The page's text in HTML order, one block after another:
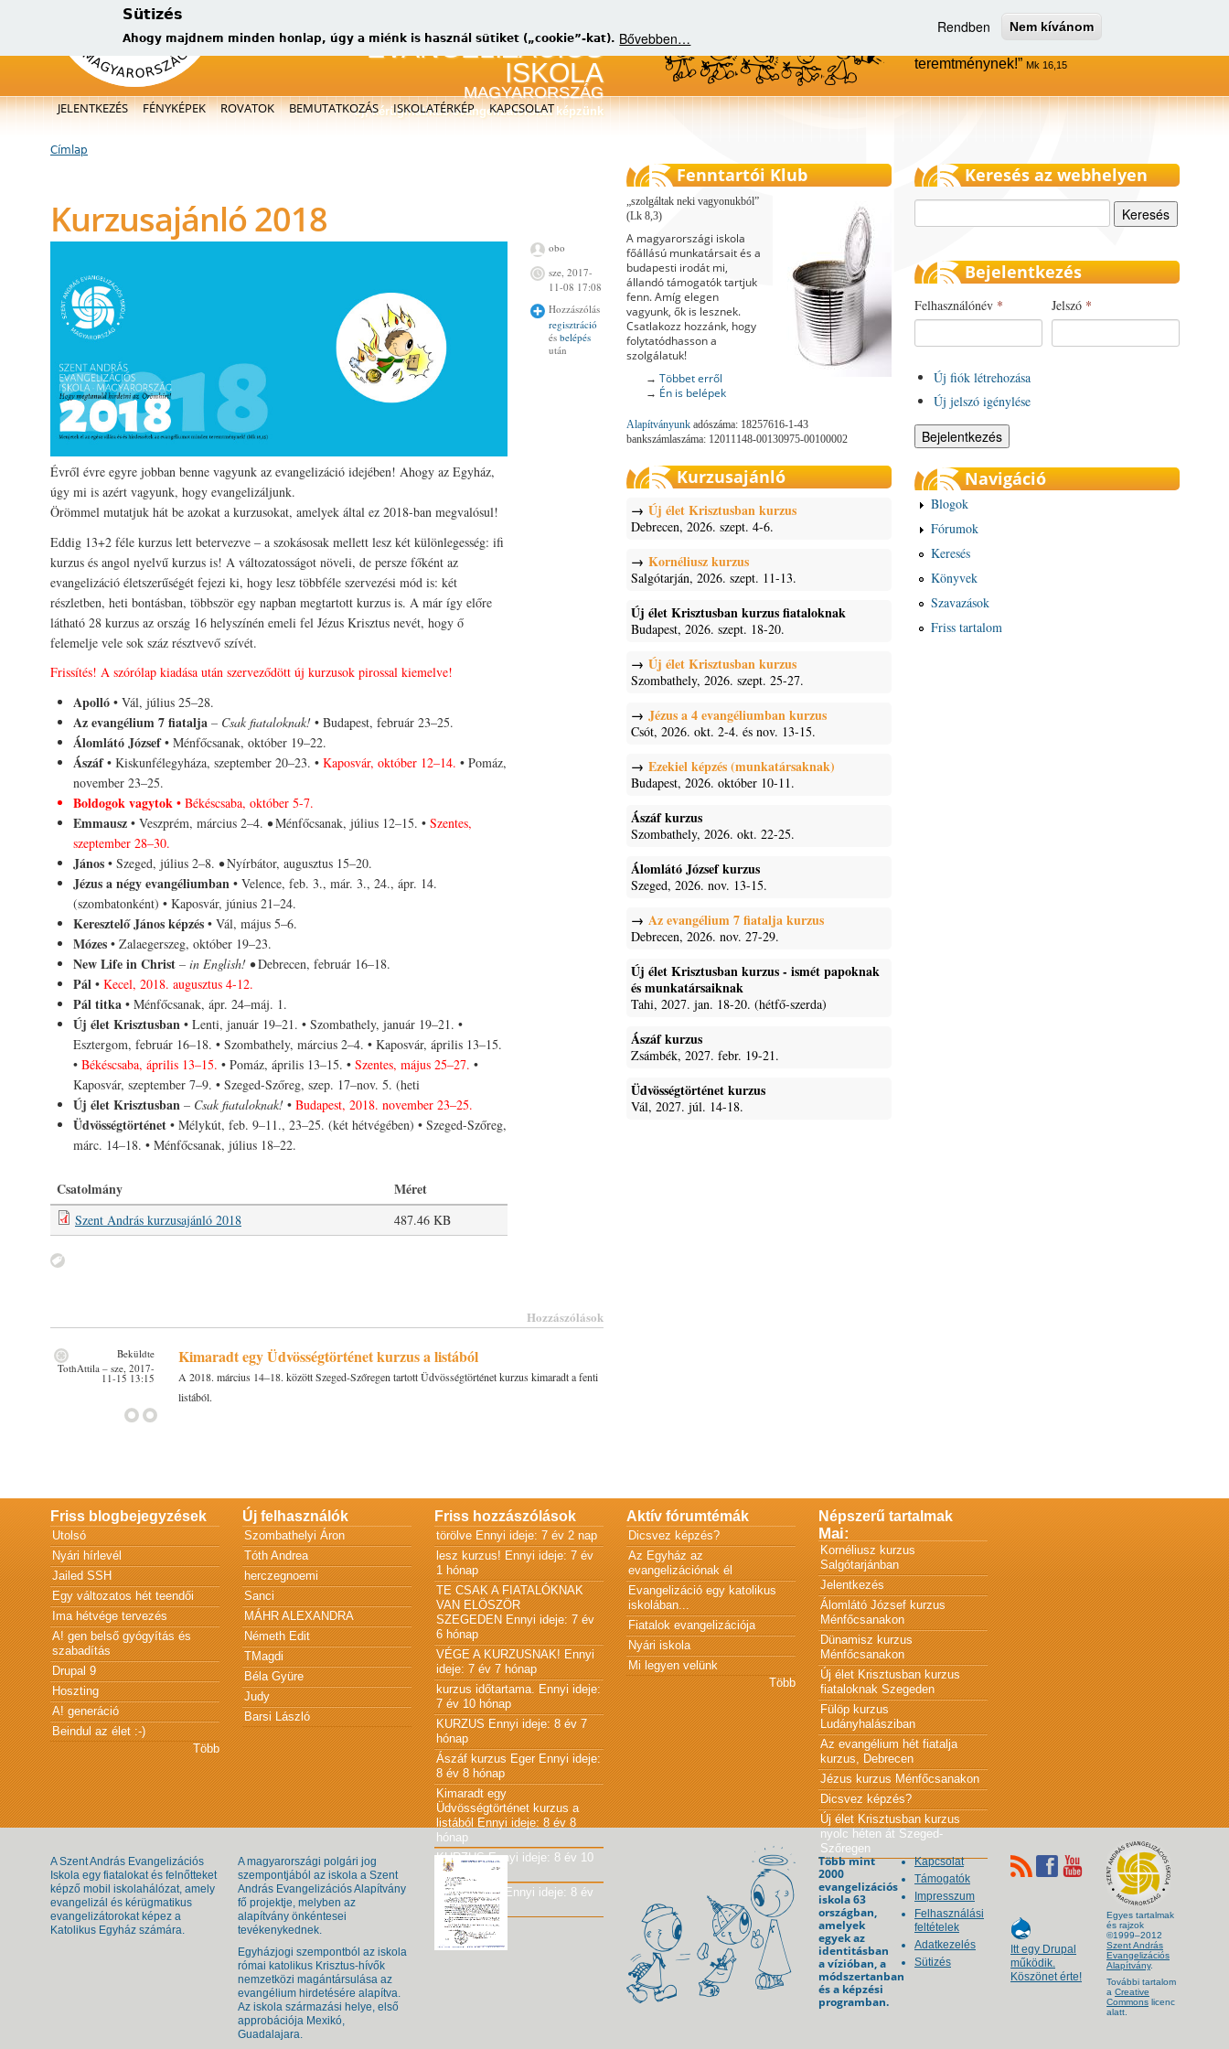
Sütizés
Ahogy majdnem minden honlap, úgy a miénk is használ sütiket („cookie”-kat). Bővebben…
Rendben Nem kívánom
új, kérügmatikus evangelizátorokat képzünk
Menjetek el az egész világra, és
teremtménynek!
Mk 16,15
Főmenü
JELENTKEZÉS FÉNYKÉPEK ROVATOK BEMUTATKOZÁS ISKOLATÉRKÉP KAPCSOLAT
Jelenlegi hely
Címlap
Kurzusajánló 2018
Évről évre egyre jobban benne vagyunk az evangelizáció idejében! Ahogy az Egyház,
úgy mi is azért vagyunk, hogy evangelizáljunk.
Örömmel mutatjuk hát be azokat a kurzusokat, amelyek által ez 2018-ban megvalósul!
Eddig 13+2 féle kurzus lett betervezve – a szokásosak mellett lesz két különlegesség: ifi
kurzus és angol nyelvű kurzus is! A változatosságot növeli, de persze főként az
evangelizáció életszerűségét fejezi ki, hogy lesz többféle szervezési mód is: két
részletben, heti bontásban, többször egy napban megtartott kurzus is. A már így előre
látható 28 kurzus az ország 16 helyszínén emeli fel Jézus Krisztus nevét, hogy ő
felemelje vele sok száz résztvevő szívét.
Frissítés! A szórólap kiadása után szerveződött új kurzusok pirossal kiemelve!
Apolló• Vál, július 25–28.
Az evangélium 7 fiatalja – Csak fiataloknak!• Budapest, február 23–25.
Álomlátó József• Ménfőcsanak, október 19–22.
Ászáf• Kiskunfélegyháza, szeptember 20–23. • Kaposvár, október 12–14. • Pomáz,
november 23–25.
Boldogok vagytok• Békéscsaba, október 5-7.
Emmausz• Veszprém, március 2–4. •Ménfőcsanak, július 12–15. • Szentes,
szeptember 28–30.
János• Szeged, július 2–8. •Nyírbátor, augusztus 15–20.
Jézus a négy evangéliumban• Velence, feb. 3., már. 3., 24., ápr. 14.
(szombatonként) • Kaposvár, június 21–24.
Keresztelő János képzés• Vál, május 5–6.
Mózes• Zalaegerszeg, október 19–23.
New Life in Christ – in English! •Debrecen, február 16–18.
Pál• Kecel, 2018. augusztus 4-12.
Pál titka• Ménfőcsanak, ápr. 24–máj. 1.
Új élet Krisztusban• Lenti, január 19–21. • Szombathely, január 19–21. •
Esztergom, február 16–18. • Szombathely, március 2–4. • Kaposvár, április 13–15.
• Békéscsaba, április 13–15. • Pomáz, április 13–15. • Szentes, május 25–27. •
Kaposvár, szeptember 7–9. • Szeged-Szőreg, szep. 17–nov. 5. (heti
Új élet Krisztusban – Csak fiataloknak!• Budapest, 2018. november 23‒25.
Üdvösségtörténet• Mélykút, feb. 9–11., 23–25. (két hétvégében) • Szeged-Szőreg,
márc. 14–18. • Ménfőcsanak, július 18–22.
Csatolmány Méret
Szent András kurzusajánló 2018 487.46 KB
obo
sze, 2017-
11-08 17:08
Hozzászólás
regisztráció
és belépés
után
Hozzászólások
Kimaradt egy Üdvösségtörténet kurzus a listából
A 2018. március 14–18. között Szeged-Szőregen tartott Üdvösségtörténet kurzus kimaradt a fenti
listából.
Beküldte
TothAttila – sze, 2017-
11-15 13:15
Fenntartói Klub
szolgáltak neki vagyonukból
(Lk 8,3)
A magyarországi iskola
főállású munkatársait és a
budapesti irodát mi,
állandó támogatók tartjuk
fenn. Amíg elegen
vagyunk, ők is lesznek.
Csatlakozz hozzánk, hogy
folytatódhasson a
szolgálatuk!
→ Többet erről
→ Én is belépek
Alapítványunk adószáma: 18257616-1-43
bankszámlaszáma: 12011148-00130975-00100002
Kurzusajánló
Új élet Krisztusban kurzus
Debrecen, 2026. szept. 4-6.
Kornéliusz kurzus
Salgótarján, 2026. szept. 11-13.
Új élet Krisztusban kurzus fiataloknak
Budapest, 2026. szept. 18-20.
Új élet Krisztusban kurzus
Szombathely, 2026. szept. 25-27.
Jézus a 4 evangéliumban kurzus
Csót, 2026. okt. 2-4. és nov. 13-15.
Ezekiel képzés (munkatársaknak)
Budapest, 2026. október 10-11.
Ászáf kurzus
Szombathely, 2026. okt. 22-25.
Álomlátó József kurzus
Szeged, 2026. nov. 13-15.
Az evangélium 7 fiatalja kurzus
Debrecen, 2026. nov. 27-29.
Új élet Krisztusban kurzus - ismét papoknak
és munkatársaiknak
Tahi, 2027. jan. 18-20. (hétfő-szerda)
Ászáf kurzus
Zsámbék, 2027. febr. 19-21.
Üdvösségtörténet kurzus
Vál, 2027. júl. 14-18.
Keresés az webhelyen
Bejelentkezés
Felhasználónév * Jelszó *
Új fiók létrehozása
Új jelszó igénylése
Navigáció
Blogok
Fórumok
Keresés
Könyvek
Szavazások
Friss tartalom
Friss blogbejegyzések
Utolsó
Nyári hírlevél
Jailed SSH
Egy változatos hét teendői
Ima hétvége tervezés
A! gen belső gyógyítás és
szabadítás
Drupal 9
Hoszting
A! generáció
Beindul az élet :-)
Több
Új felhasználók
Szombathelyi Áron
Tóth Andrea
herczegnoemi
Sanci
MÁHR ALEXANDRA
Németh Edit
TMagdi
Béla Gyüre
Judy
Barsi László
Friss hozzászólások
törölve Ennyi ideje: 7 év 2 nap
lesz kurzus! Ennyi ideje: 7 év
1 hónap
TE CSAK A FIATALÓKNAK
VAN ELÖSZÖR
SZEGEDEN Ennyi ideje: 7 év
6 hónap
VÉGE A KURZUSNAK! Ennyi
ideje: 7 év 7 hónap
kurzus időtartama. Ennyi ideje:
7 év 10 hónap
KURZUS Ennyi ideje: 8 év 7
hónap
Ászáf kurzus Eger Ennyi ideje:
8 év 8 hónap
Kimaradt egy
Üdvösségtörténet kurzus a
listából Ennyi ideje: 8 év 8
hónap
KURZUS Ennyi ideje: 8 év 10
hónap
JÓ KÖNYV! Ennyi ideje: 8 év
10 hónap
Aktív fórumtémák
Dicsvez képzés?
Az Egyház az
evangelizációnak él
Evangelizáció egy katolikus
iskolában...
Fiatalok evangelizációja
Nyári iskola
Mi legyen velünk
Több
Népszerű tartalmak
Mai:
Kornéliusz kurzus
Salgótarjánban
Jelentkezés
Álomlátó József kurzus
Ménfőcsanakon
Dünamisz kurzus
Ménfőcsanakon
Új élet Krisztusban kurzus
fiataloknak Szegeden
Fülöp kurzus
Ludányhalásziban
Az evangélium hét fiatalja
kurzus, Debrecen
Jézus kurzus Ménfőcsanakon
Dicsvez képzés?
Új élet Krisztusban kurzus
nyolc héten át Szeged-
Szőregen
A Szent András Evangelizációs
Iskola egy fiatalokat és felnőtteket
képző mobil iskolahálózat, amely
evangelizál és kérügmatikus
evangelizátorokat képez a
Katolikus Egyház számára.
A magyarországi polgári jog
szempontjából az iskola a Szent
András Evangelizációs Alapítvány
fő projektje, melyben az
alapítvány önkéntesei
tevékenykednek.
Egyházjogi szempontból az iskola
római katolikus Krisztus-hívők
nemzetközi magántársulása az
evangélium hirdetésére alapítva.
Az iskola származási helye, első
approbációja Mexikó,
Guadalajara.
Több mint
2000
evangelizációs
iskola 63
országban,
amelyek
egyek az
identitásban
a vízióban, a
módszertanban
és a képzési
programban.
Kapcsolat
Támogatók
Impresszum
Felhasználási
feltételek
Adatkezelés
Sütizés
Itt egy Drupal
működik.
Köszönet érte!
Egyes tartalmak
és rajzok
©1999–2012
Szent András
Evangelizációs
Alapítvány.
További tartalom
a Creative
Commons licenc
alatt.